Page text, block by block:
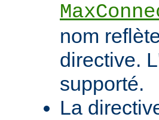
nom
directive.
supporté.
La